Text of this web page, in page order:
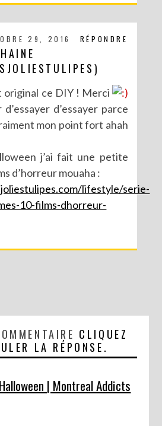
RÉPONDRE
29, 2016
original ce DIY ! Merci
d’essayer parce
mon point fort ahah
j’ai fait une petite
d’horreur mouaha :
lifestyle/serie-
10-films-dhorreur-
CLIQUEZ
LA RÉPONSE.
| Montreal Addicts